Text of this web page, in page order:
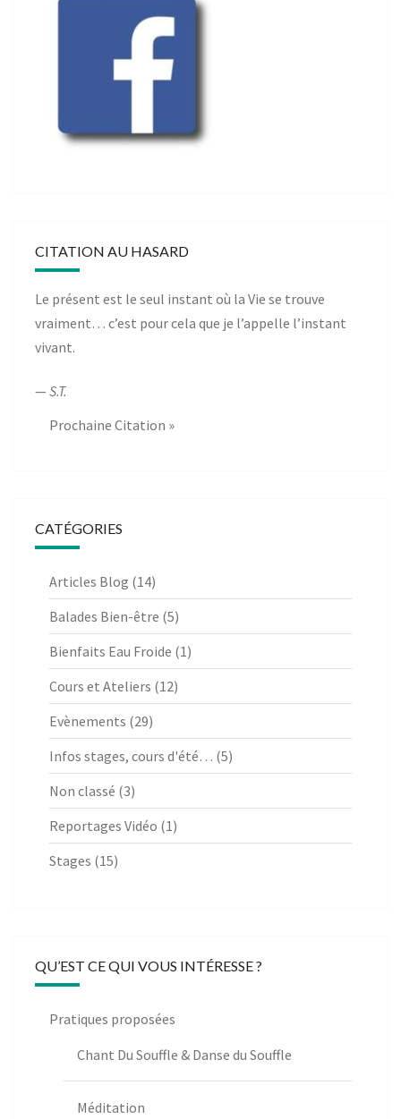
CITATION AU HASARD
Le présent est le seul instant où la Vie se trouve
vraiment… c’est pour cela que je l’appelle l’instant
vivant.
— S.T.
Prochaine Citation »
CATÉGORIES
Articles Blog (14)
Balades Bien-être (5)
Bienfaits Eau Froide (1)
Cours et Ateliers (12)
Evènements (29)
Infos stages, cours d'été… (5)
Non classé (3)
Reportages Vidéo (1)
Stages (15)
QU’EST CE QUI VOUS INTÉRESSE ?
Pratiques proposées
Chant Du Souffle & Danse du Souffle
Méditation